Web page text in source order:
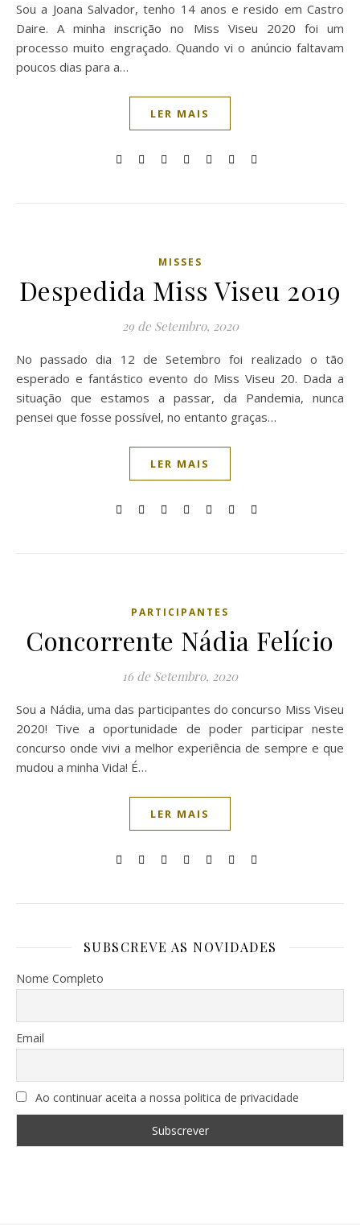
Sou a Joana Salvador, tenho 14 anos e resido em Castro
Daire. A minha inscrição no Miss Viseu 2020 foi um
processo muito engraçado. Quando vi o anúncio faltavam
poucos dias para a…
LER MAIS
MISSES
Despedida Miss Viseu 2019
29 de Setembro, 2020
No passado dia 12 de Setembro foi realizado o tão
esperado e fantástico evento do Miss Viseu 20. Dada a
situação que estamos a passar, da Pandemia, nunca
pensei que fosse possível, no entanto graças…
LER MAIS
PARTICIPANTES
Concorrente Nádia Felício
16 de Setembro, 2020
Sou a Nádia, uma das participantes do concurso Miss Viseu
2020! Tive a oportunidade de poder participar neste
concurso onde vivi a melhor experiência de sempre e que
mudou a minha Vida! É…
LER MAIS
SUBSCREVE AS NOVIDADES
Nome Completo
Email
Ao continuar aceita a nossa politica de privacidade